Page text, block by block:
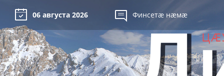
06 августа 2026 Финсетæ нæмæ